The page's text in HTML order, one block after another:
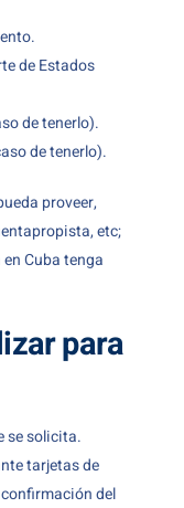
de Estados
de tenerlo).
de tenerlo).
proveer,
etc;
Cuba tenga
para
se solicita.
tarjetas de
del